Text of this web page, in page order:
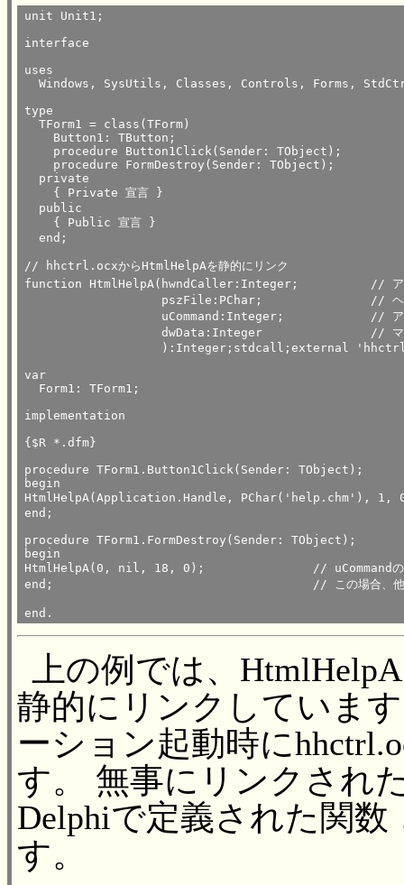
unit Unit1;
interface
uses
Windows, SysUtils, Classes, Controls, Forms,
type
  TForm1 = class(TForm)
    Button1: TButton;
    procedure Button1Click(Sender: TObject);
    procedure FormDestroy(Sender: TObject);
  private
    { Private 宣言 }
  public
    { Public 宣言 }
  end;
// hhctrl.ocxからHtmlHelpAを静的にリンク
function
                   pszFile:PChar;		// ヘルプファイルの文字列のポインタ
                   uCommand:Integer;		// アクション
                   dwData:Integer		// マップ番号、トピックのポインタなど
var
  Form1: TForm1;
implementation
{$R *.dfm}
procedure TForm1.Button1Click(Sender: TObject);
begin
HtmlHelpA(Application.Handle, PChar('help.chm'), 1, 0);	// uCommandの1はHH_DISPLAY_TOC（目次を
end;
procedure TForm1.FormDestroy(Sender: TObject);
begin
HtmlHelpA(0, nil, 18, 0);		// uCommandの0はHH_CLOSE_ALL
end;					// この場合、他の引数に0,nilを渡す
end.
上の例では、
静的にリンクしていま
ーション起動時に
す。 無事にリンクされ
Delphiで定義された関
す。